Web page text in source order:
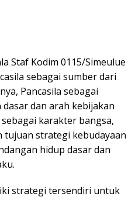
Staf Kodim 0115/Simeulue
sebagai sumber dari
Pancasila sebagai
dan arah kebijakan
karakter bangsa,
tujuan strategi kebudayaan
hidup dasar dan
strategi tersendiri untuk